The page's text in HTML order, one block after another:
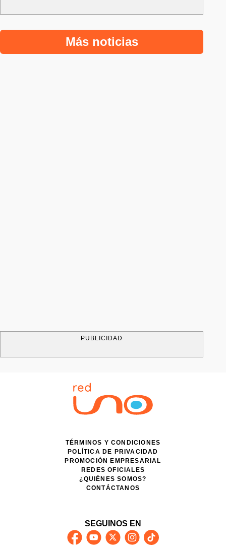
Más noticias
PUBLICIDAD
TÉRMINOS Y CONDICIONES
POLÍTICA DE PRIVACIDAD
PROMOCIÓN EMPRESARIAL
REDES OFICIALES
¿QUIÉNES SOMOS?
CONTÁCTANOS
SEGUINOS EN